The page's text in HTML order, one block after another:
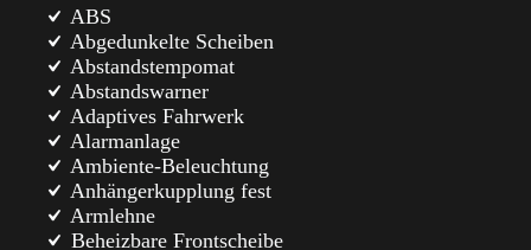
ABS
Abgedunkelte Scheiben
Abstandstempomat
Abstandswarner
Adaptives Fahrwerk
Alarmanlage
Ambiente-Beleuchtung
Anhängerkupplung fest
Armlehne
Beheizbare Frontscheibe